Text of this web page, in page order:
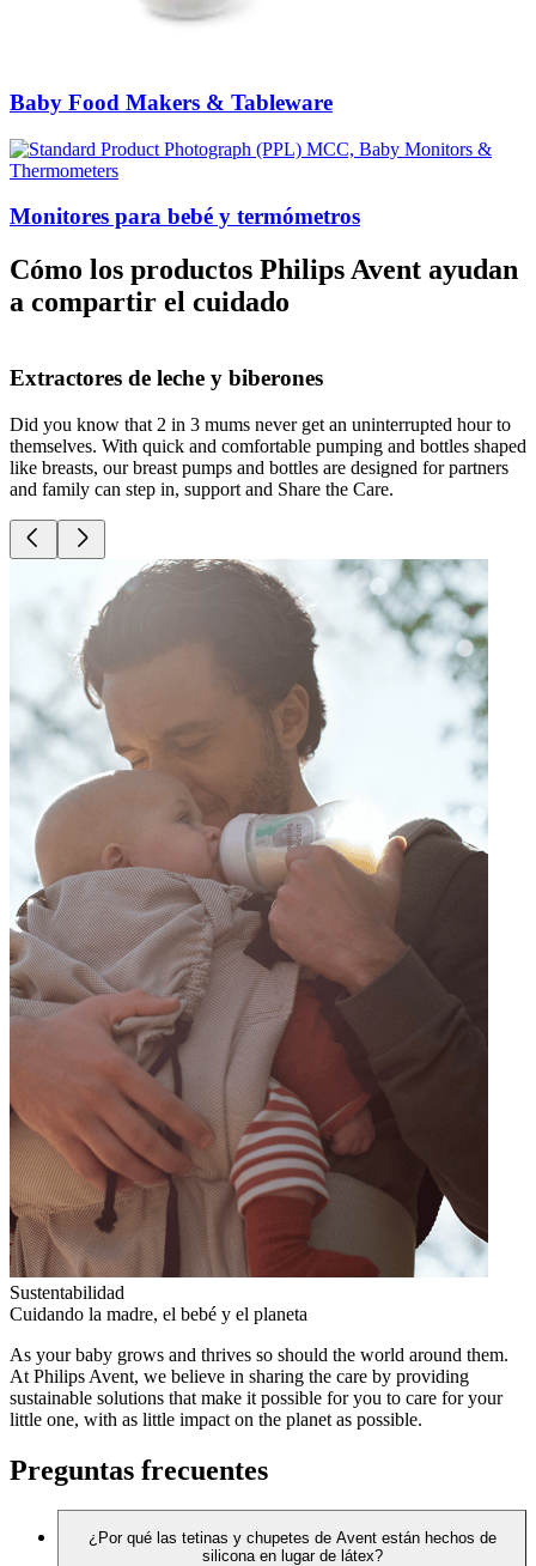
Baby Food Makers & Tableware
Monitores para bebé y termómetros
Cómo los productos Philips Avent ayudan
a compartir el cuidado
Extractores de leche y biberones
Did you know that 2 in 3 mums never get an uninterrupted hour to
themselves. With quick and comfortable pumping and bottles shaped
like breasts, our breast pumps and bottles are designed for partners
and family can step in, support and Share the Care.
Sustentabilidad
Cuidando la madre, el bebé y el planeta
As your baby grows and thrives so should the world around them.
At Philips Avent, we believe in sharing the care by providing
sustainable solutions that make it possible for you to care for your
little one, with as little impact on the planet as possible.
Preguntas frecuentes
¿Por qué las tetinas y chupetes de Avent están hechos de
silicona en lugar de látex?